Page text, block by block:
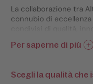
La collaborazione tra
connubio di
all'avanguardia per
l'autenticità e
Per saperne di più
Scegli la qualità che